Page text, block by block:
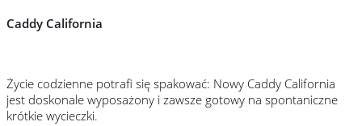
Caddy California
Życie codzienne potrafi się spakować: Nowy Caddy California
jest doskonale wyposażony i zawsze gotowy na spontaniczne
krótkie wycieczki.